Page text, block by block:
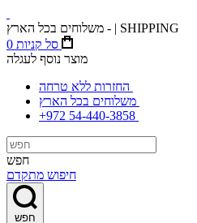
משלוחים בכל הארץ - | SHIPPING
0 סל קניות
מוצר נוסף לעגלה
+972 54-440-3858
חפש
חיפוש מתקדם
חפש